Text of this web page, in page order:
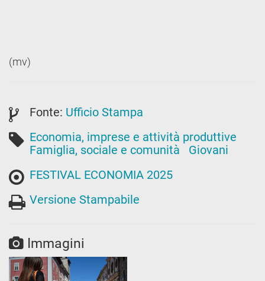
(mv)
Fonte: Ufficio Stampa
Economia, imprese e attività produttive
Famiglia, sociale e comunità
Giovani
FESTIVAL ECONOMIA 2025
Versione Stampabile
Immagini